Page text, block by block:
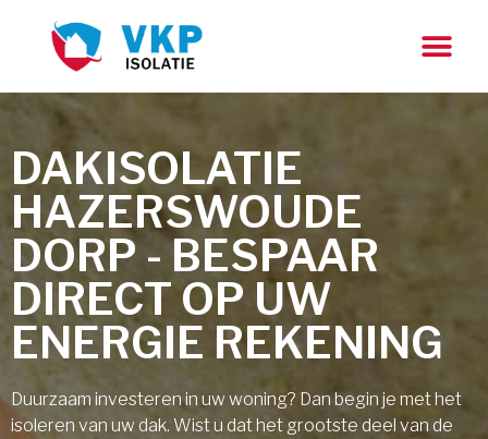
DAKISOLATIE
HAZERSWOUDE
DORP - BESPAAR
DIRECT OP UW
ENERGIE REKENING
Duurzaam investeren in uw woning? Dan begin je met het
isoleren van uw dak. Wist u dat het grootste deel van de